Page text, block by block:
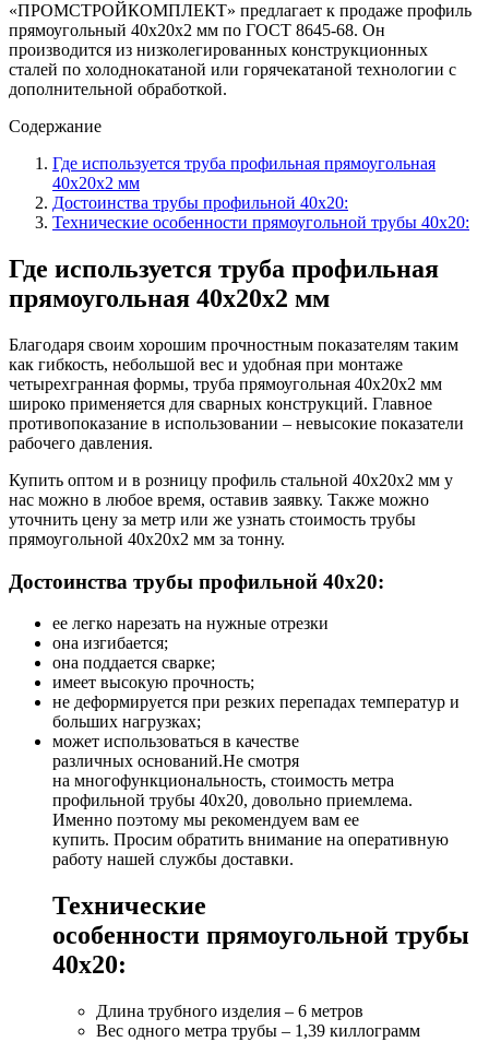
«ПРОМСТРОЙКОМПЛЕКТ» предлагает к продаже профиль
прямоугольный 40х20х2 мм по ГОСТ 8645-68. Он
производится из низколегированных конструкционных
сталей по холоднокатаной или горячекатаной технологии с
дополнительной обработкой.
Содержание
Где используется труба профильная прямоугольная
40х20х2 мм
Достоинства трубы профильной 40х20:
Технические особенности прямоугольной трубы 40х20:
Где используется труба профильная
прямоугольная 40х20х2 мм
Благодаря своим хорошим прочностным показателям таким
как гибкость, небольшой вес и удобная при монтаже
четырехгранная формы, труба прямоугольная 40х20х2 мм
широко применяется для сварных конструкций. Главное
противопоказание в использовании – невысокие показатели
рабочего давления.
Купить оптом и в розницу профиль стальной 40х20х2 мм у
нас можно в любое время, оставив заявку. Также можно
уточнить цену за метр или же узнать стоимость трубы
прямоугольной 40х20х2 мм за тонну.
Достоинства трубы профильной 40х20:
ее легко нарезать на нужные отрезки
она изгибается;
она поддается сварке;
имеет высокую прочность;
не деформируется при резких перепадах температур и
больших нагрузках;
может использоваться в качестве
различных оснований.Не смотря
на многофункциональность, стоимость метра
профильной трубы 40х20, довольно приемлема.
Именно поэтому мы рекомендуем вам ее
купить. Просим обратить внимание на оперативную
работу нашей службы доставки.
Технические
особенности прямоугольной трубы
40х20:
Длина трубного изделия – 6 метров
Вес одного метра трубы – 1,39 киллограмм